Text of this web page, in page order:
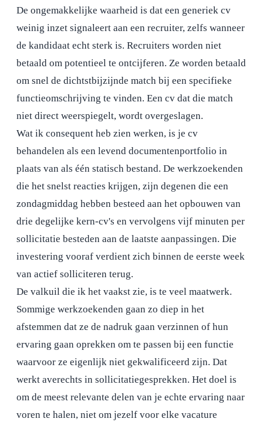
De ongemakkelijke waarheid is dat een generiek cv
weinig inzet signaleert aan een recruiter, zelfs wanneer
de kandidaat echt sterk is. Recruiters worden niet
betaald om potentieel te ontcijferen. Ze worden betaald
om snel de dichtstbijzijnde match bij een specifieke
functieomschrijving te vinden. Een cv dat die match
niet direct weerspiegelt, wordt overgeslagen.
Wat ik consequent heb zien werken, is je cv
behandelen als een levend documentenportfolio in
plaats van als één statisch bestand. De werkzoekenden
die het snelst reacties krijgen, zijn degenen die een
zondagmiddag hebben besteed aan het opbouwen van
drie degelijke kern-cv's en vervolgens vijf minuten per
sollicitatie besteden aan de laatste aanpassingen. Die
investering vooraf verdient zich binnen de eerste week
van actief solliciteren terug.
De valkuil die ik het vaakst zie, is te veel maatwerk.
Sommige werkzoekenden gaan zo diep in het
afstemmen dat ze de nadruk gaan verzinnen of hun
ervaring gaan oprekken om te passen bij een functie
waarvoor ze eigenlijk niet gekwalificeerd zijn. Dat
werkt averechts in sollicitatiegesprekken. Het doel is
om de meest relevante delen van je echte ervaring naar
voren te halen, niet om jezelf voor elke vacature